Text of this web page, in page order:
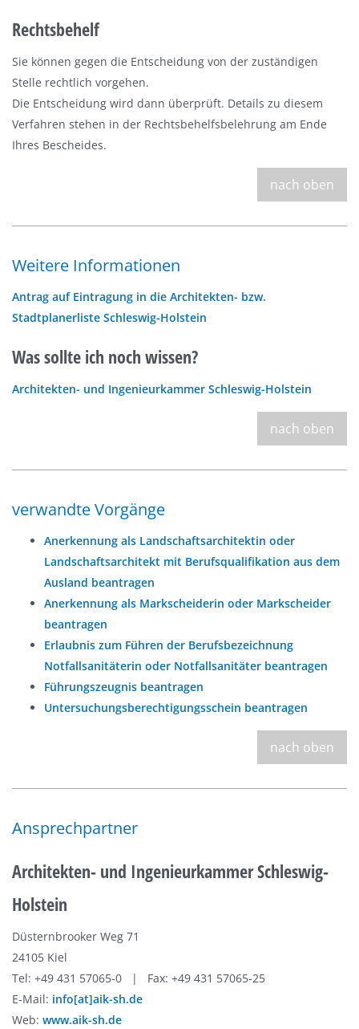
Rechtsbehelf
Sie können gegen die Entscheidung von der zuständigen
Stelle rechtlich vorgehen.
Die Entscheidung wird dann überprüft. Details zu diesem
Verfahren stehen in der Rechtsbehelfsbelehrung am Ende
Ihres Bescheides.
nach oben
Weitere Informationen
Antrag auf Eintragung in die Architekten- bzw.
Stadtplanerliste Schleswig-Holstein
Was sollte ich noch wissen?
Architekten- und Ingenieurkammer Schleswig-Holstein
nach oben
verwandte Vorgänge
Anerkennung als Landschaftsarchitektin oder
Landschaftsarchitekt mit Berufsqualifikation aus dem
Ausland beantragen
Anerkennung als Markscheiderin oder Markscheider
beantragen
Erlaubnis zum Führen der Berufsbezeichnung
Notfallsanitäterin oder Notfallsanitäter beantragen
Führungszeugnis beantragen
Untersuchungsberechtigungsschein beantragen
nach oben
Ansprechpartner
Architekten- und Ingenieurkammer Schleswig-
Holstein
Düsternbrooker Weg 71
24105 Kiel
Tel: +49 431 57065-0 | Fax: +49 431 57065-25
E-Mail: info[at]aik-sh.de
Web: www.aik-sh.de